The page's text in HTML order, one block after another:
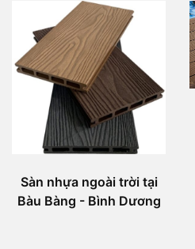
Sàn nhựa ngoài trời tại
Bàu Bàng - Bình Dương